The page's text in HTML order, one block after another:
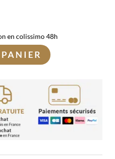
en colissimo 48h